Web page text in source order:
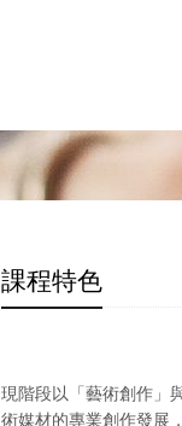
課程特色
現階段以「藝術創作」
術媒材的專業創作發展